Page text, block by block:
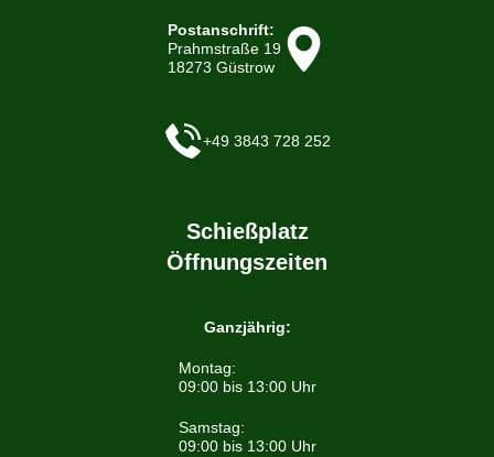
Postanschrift:
Prahmstraße 19
18273 Güstrow
+49 3843 728 252
Schießplatz
Öffnungszeiten
Ganzjährig:
Montag:
09:00 bis 13:00 Uhr
Samstag:
09:00 bis 13:00 Uhr